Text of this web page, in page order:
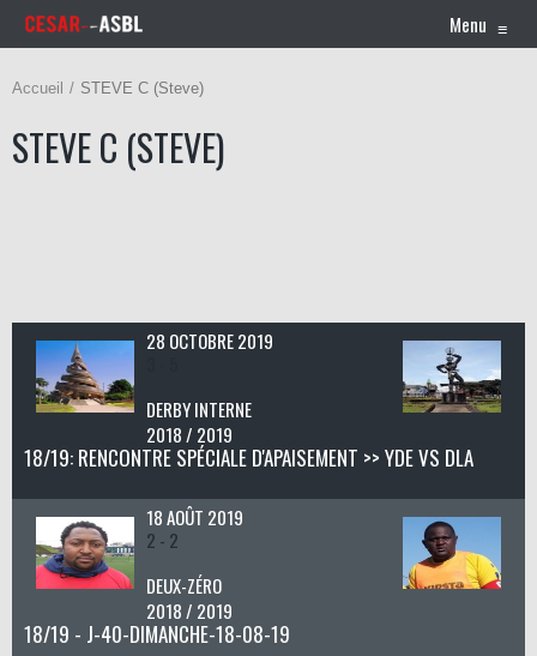
Menu ≡
Accueil STEVE C (Steve)
STEVE C (STEVE)
28 OCTOBRE 2019
DERBY INTERNE
2018 / 2019
18/19: RENCONTRE SPÉCIALE D'APAISEMENT >> YDE VS DLA
18 AOÛT 2019
2 - 2
DEUX-ZÉRO
2018 / 2019
18/19 - J-40-DIMANCHE-18-08-19